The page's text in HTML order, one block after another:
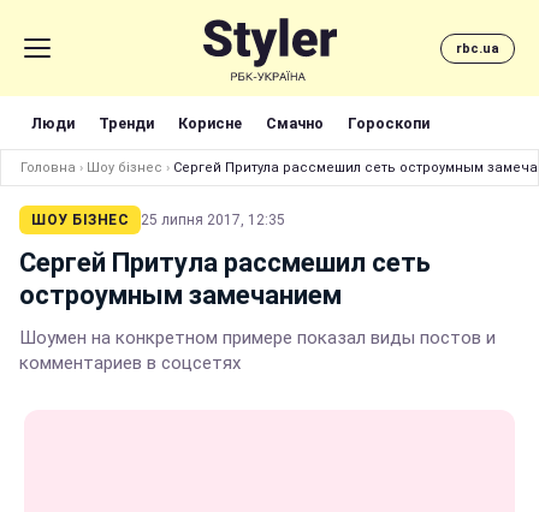
rbc.ua
Люди Тренди Корисне Смачно Гороскопи
Головна › Шоу бізнес › Сергей Притула рассмешил сеть остроумным
ШОУ БІЗНЕС 25 липня 2017, 12:35
Сергей Притула рассмешил сеть
остроумным замечанием
Шоумен на конкретном примере показал виды постов и
комментариев в соцсетях